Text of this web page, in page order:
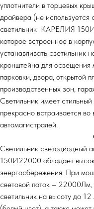
уплотнители в торцевых
драйвера (не используется
светильник КАРЕЛИЯ
которое встроенное в
устанавливать светильник
кронштейна для освещения
парковки, двора, открытой
производственных зон,
Светильник имеет
прекрасно встраивается
автомагистралей.
Светильник светодиодный
150И22000 обладает
энергосбережения. При
световой поток – 22000Лм,
светильник на высоту до